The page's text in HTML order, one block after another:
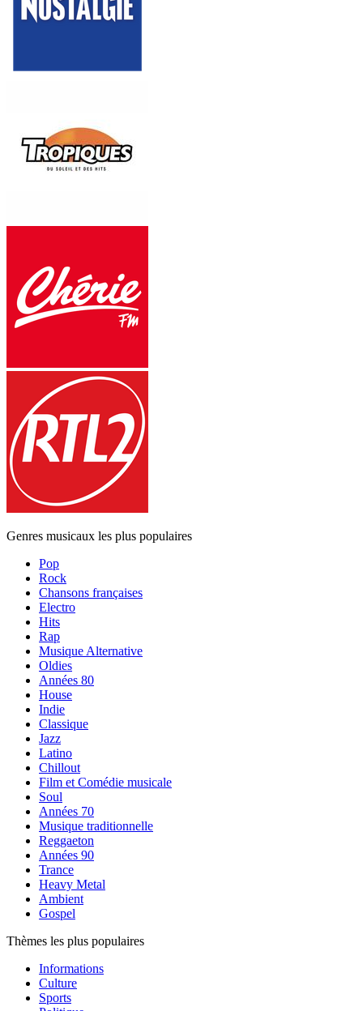
Genres musicaux les plus populaires
Pop
Rock
Chansons françaises
Electro
Hits
Rap
Musique Alternative
Oldies
Années 80
House
Indie
Classique
Jazz
Latino
Chillout
Film et Comédie musicale
Soul
Années 70
Musique traditionnelle
Reggaeton
Années 90
Trance
Heavy Metal
Ambient
Gospel
Thèmes les plus populaires
Informations
Culture
Sports